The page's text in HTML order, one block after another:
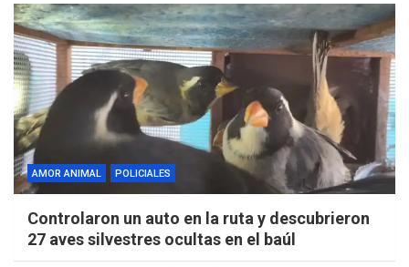
AMOR ANIMAL POLICIALES
Controlaron un auto en la ruta y descubrieron
27 aves silvestres ocultas en el baúl